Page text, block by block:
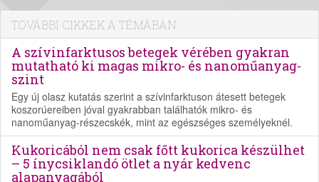
TOVÁBBI CIKKEK A TÉMÁBAN
A szívinfarktusos betegek vérében gyakran
mutatható ki magas mikro- és nanoműanyag-
szint
Egy új olasz kutatás szerint a szívinfarktuson átesett betegek
koszorúereiben jóval gyakrabban találhatók mikro- és
nanoműanyag-részecskék, mint az egészséges személyeknél.
Kukoricából nem csak főtt kukorica készülhet
– 5 ínycsiklandó ötlet a nyár kedvenc
alapanyagából